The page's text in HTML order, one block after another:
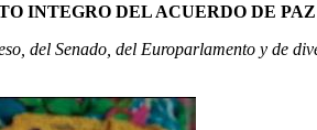
INTEGRO DEL ACUERDO DE
del Senado, del Europarlamento y de